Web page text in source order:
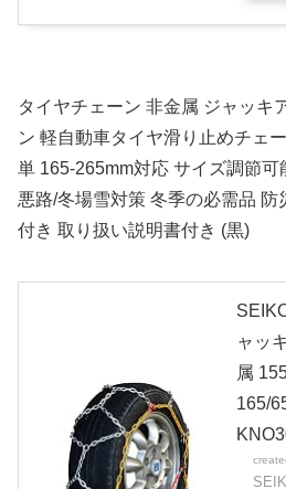
タイヤチェーン 非金属 ジャッキ
ン 軽自動車タイヤ滑り止めチェ
単 165-265mm対応 サイズ調節可
悪路/冬場雪対策 冬季の必需品 防
付き 取り扱い説明書付き (黒)
ャッ
属
165/